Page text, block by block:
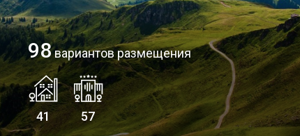
98вариантов размещения
41 57